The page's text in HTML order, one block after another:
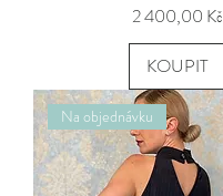
Cena
2 400,00 Kč
KOUPIT
Na objednávku